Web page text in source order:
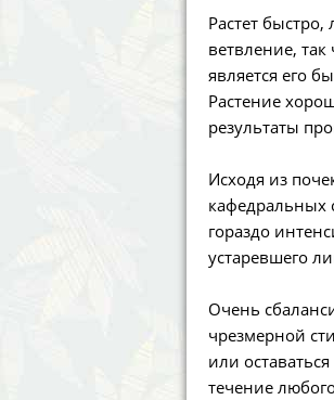
Annabelle´s Garden
Blimburn Seeds
Bulldog Seeds
Cannabella
Растет
ветвление,
является его
Растение
результаты
Исходя из
кафедральных
гораздо
устаревшего
Очень
чрезмерной
или
течение